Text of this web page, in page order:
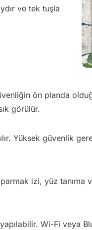
ve tek tuşla
ön planda
görülür.
Yüksek güvenlik
izi, yüz tanıma
Wi-Fi veya